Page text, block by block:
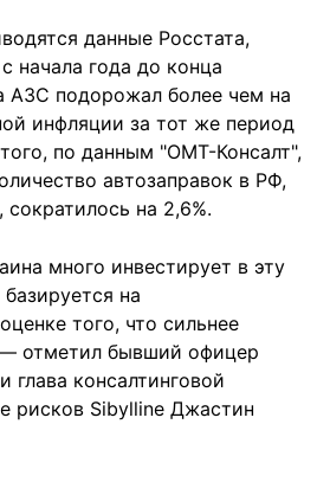
данные Росстата,
начала года до конца
АЗС подорожал более чем на
инфляции за тот же период
по данным "ОМТ-Консалт",
автозаправок в РФ,
на 2,6%.
много инвестирует в эту
на
того, что сильнее
отметил бывший офицер
глава консалтинговой
рисков Sibylline Джастин